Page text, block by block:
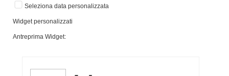
Seleziona data personalizzata
Widget personalizzati
Antreprima Widget: